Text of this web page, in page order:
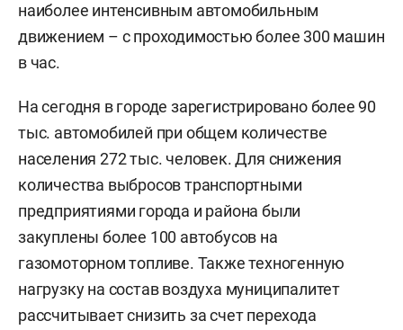
наиболее интенсивным автомобильным
движением – с проходимостью более 300 машин
в час.
На сегодня в городе зарегистрировано более 90
тыс. автомобилей при общем количестве
населения 272 тыс. человек. Для снижения
количества выбросов транспортными
предприятиями города и района были
закуплены более 100 автобусов на
газомоторном топливе. Также техногенную
нагрузку на состав воздуха муниципалитет
рассчитывает снизить за счет перехода